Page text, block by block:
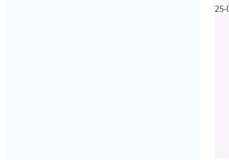
25-